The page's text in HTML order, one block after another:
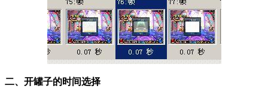
二、开罐子的时间选择